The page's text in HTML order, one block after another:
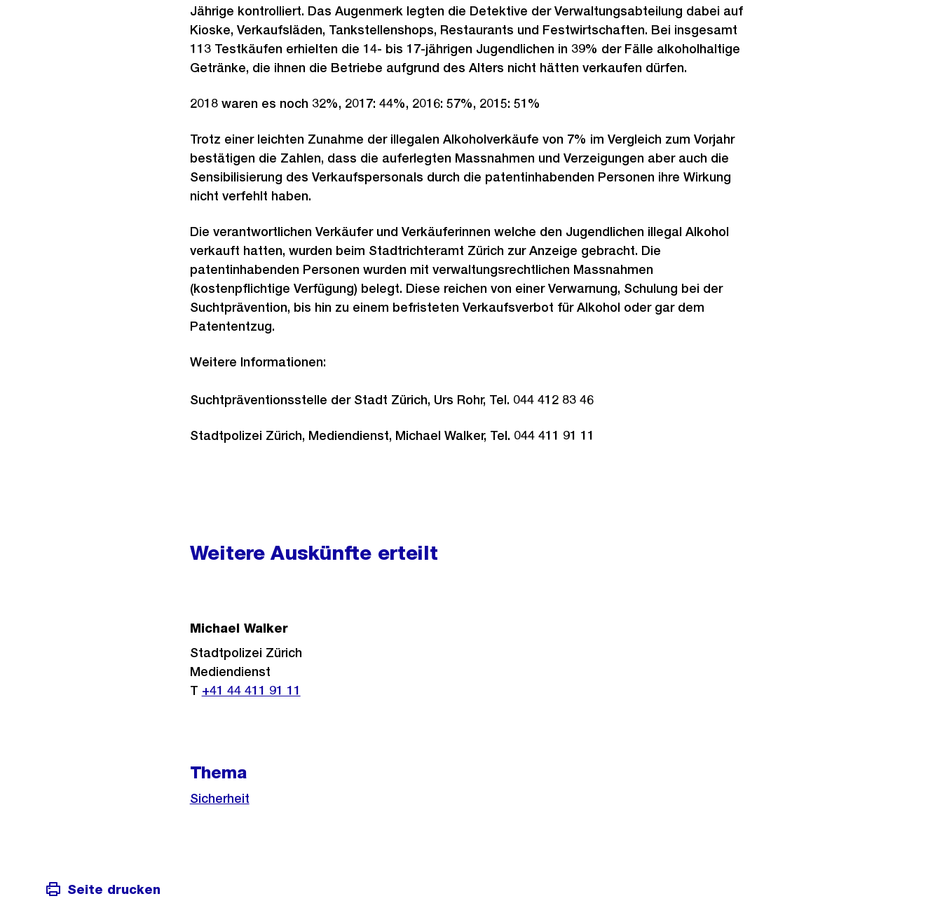
Jährige kontrolliert. Das Augenmerk legten die Detektive der Verwaltungsabteilung dabei auf
Kioske, Verkaufsläden, Tankstellenshops, Restaurants und Festwirtschaften. Bei insgesamt
113 Testkäufen erhielten die 14- bis 17-jährigen Jugendlichen in 39% der Fälle alkoholhaltige
Getränke, die ihnen die Betriebe aufgrund des Alters nicht hätten verkaufen dürfen.
2018 waren es noch 32%, 2017: 44%, 2016: 57%, 2015: 51%
Trotz einer leichten Zunahme der illegalen Alkoholverkäufe von 7% im Vergleich zum Vorjahr
bestätigen die Zahlen, dass die auferlegten Massnahmen und Verzeigungen aber auch die
Sensibilisierung des Verkaufspersonals durch die patentinhabenden Personen ihre Wirkung
nicht verfehlt haben.
Die verantwortlichen Verkäufer und Verkäuferinnen welche den Jugendlichen illegal Alkohol
verkauft hatten, wurden beim Stadtrichteramt Zürich zur Anzeige gebracht. Die
patentinhabenden Personen wurden mit verwaltungsrechtlichen Massnahmen
(kostenpflichtige Verfügung) belegt. Diese reichen von einer Verwarnung, Schulung bei der
Suchtprävention, bis hin zu einem befristeten Verkaufsverbot für Alkohol oder gar dem
Patententzug.
Weitere Informationen:
Suchtpräventionsstelle der Stadt Zürich, Urs Rohr, Tel. 044 412 83 46
Stadtpolizei Zürich, Mediendienst, Michael Walker, Tel. 044 411 91 11
Weitere Auskünfte erteilt
Michael Walker
Stadtpolizei Zürich
Mediendienst
T +41 44 411 91 11
Thema
Sicherheit
Seite drucken